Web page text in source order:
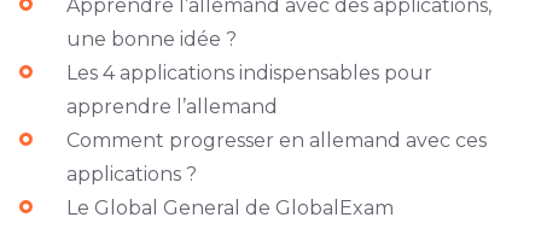
Apprendre l’allemand avec des applications,
une bonne idée ?
Les 4 applications indispensables pour
apprendre l’allemand
Comment progresser en allemand avec ces
applications ?
Le Global General de GlobalExam